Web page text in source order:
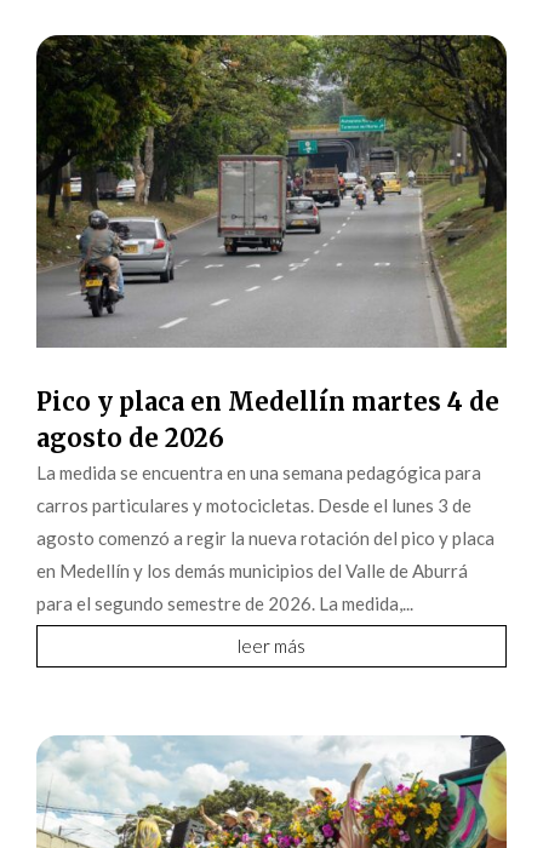
Pico y placa en Medellín martes 4 de
agosto de 2026
La medida se encuentra en una semana pedagógica para
carros particulares y motocicletas. Desde el lunes 3 de
agosto comenzó a regir la nueva rotación del pico y placa
en Medellín y los demás municipios del Valle de Aburrá
para el segundo semestre de 2026. La medida,...
leer más